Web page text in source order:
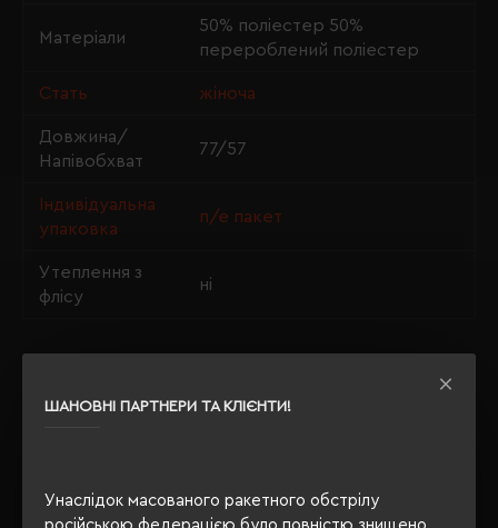
ШАНОВНІ ПАРТНЕРИ ТА КЛІЄНТИ!
Унаслідок масованого ракетного обстрілу
російською федерацією було повністю знищено
Матеріали
50% поліестер 50%
перероблений поліестер
Стать жіноча
Довжина/
Напівобхват
77/57
Індивідуальна
упаковка
п/е пакет
Утеплення з
флісу
ні